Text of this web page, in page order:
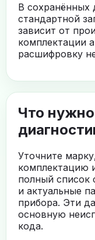
В сохранённых
стандартной
зависит от
комплектации
расшифровку
Что
Уточните
комплектацию
полный список
и актуальные
прибора. Эти
основную
кода.